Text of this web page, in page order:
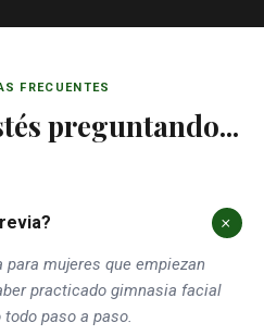
FRECUENTES
preguntando...
+
mujeres que empiezan
practicado gimnasia facial
paso a paso.